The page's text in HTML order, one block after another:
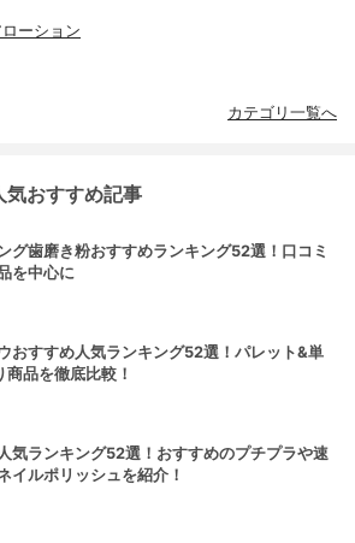
ーション
カテゴリ一覧へ
気おすすめ記事
グ歯磨き粉おすすめランキング52選！口コミ
を中心に
おすすめ人気ランキング52選！パレット&単
品を徹底比較！
気ランキング52選！おすすめのプチプラや速
イルポリッシュを紹介！